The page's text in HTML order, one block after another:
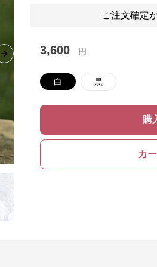
Next slide
ご注文確定
3,600 円
白 黒
購
カ